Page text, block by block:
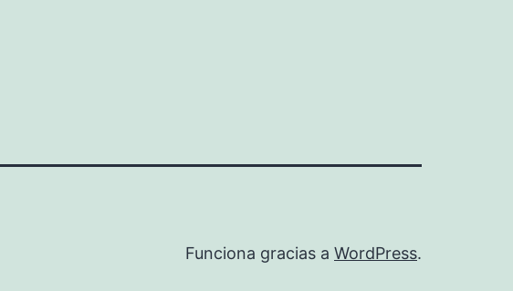
Funciona gracias a WordPress.